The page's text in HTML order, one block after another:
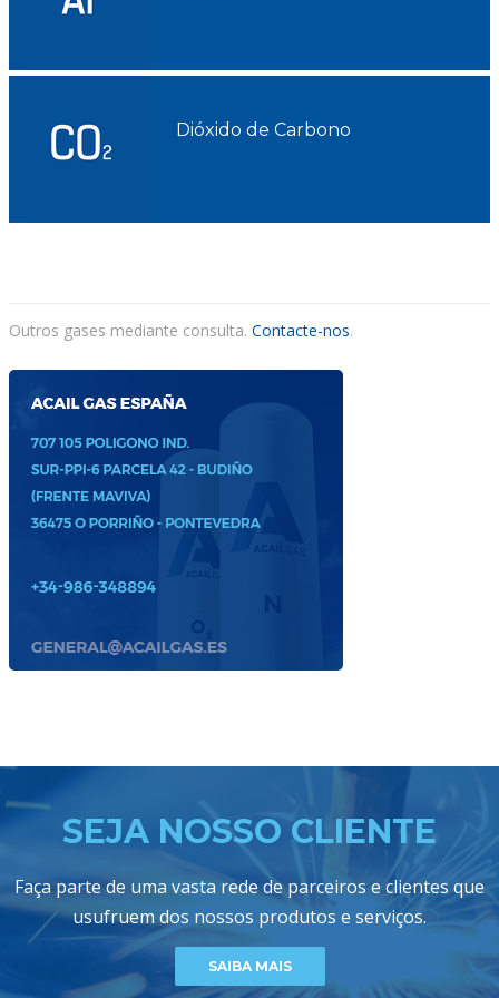
Dióxido de Carbono
Outros gases mediante consulta.Contacte-nos.
SEJA NOSSO CLIENTE
Faça parte de uma vasta rede de parceiros e clientes que
usufruem dos nossos produtos e serviços.
SAIBA MAIS